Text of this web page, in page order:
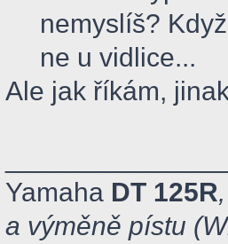
nemyslíš?
ne u vidlice...
Ale jak říkám,
Yamaha DT 125R
a výměně pístu